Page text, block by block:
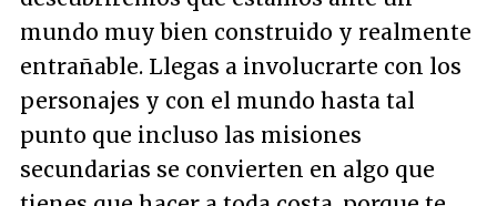
mundo muy bien construido y realmente
entrañable. Llegas a involucrarte con los
personajes y con el mundo hasta tal
punto que incluso las misiones
secundarias se convierten en algo que